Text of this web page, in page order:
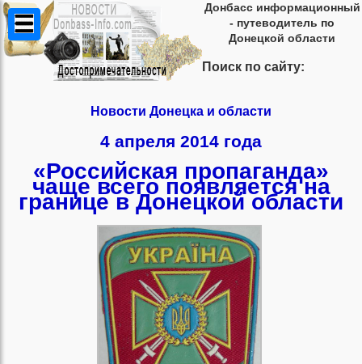
Донбасс информационный
- путеводитель по
Донецкой области
Поиск по сайту:
Новости Донецка и области
4 апреля 2014 года
«Российская пропаганда»
чаще всего появляется на
границе в Донецкой области